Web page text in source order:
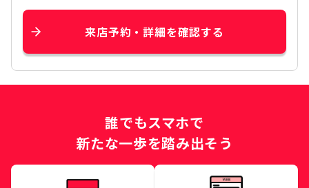
来店予約・詳細を確認する
誰でもスマホで
新たな一歩を踏み出そう